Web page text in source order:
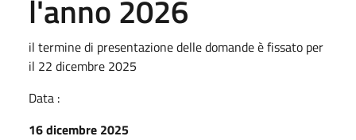
l'anno 2026
il termine di presentazione delle domande è fissato per
il 22 dicembre 2025
Data :
16 dicembre 2025